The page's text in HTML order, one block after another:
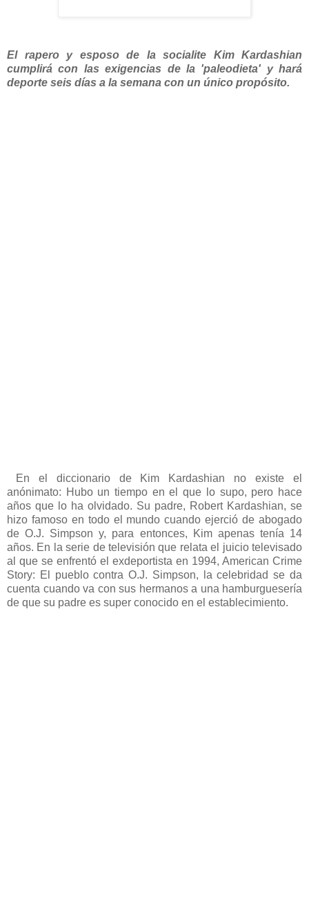
El rapero y esposo de la socialite Kim Kardashian
cumplirá con las exigencias de la 'paleodieta' y hará
deporte seis días a la semana con un único propósito.
En el diccionario de Kim Kardashian no existe el
anónimato: Hubo un tiempo en el que lo supo, pero hace
años que lo ha olvidado. Su padre, Robert Kardashian, se
hizo famoso en todo el mundo cuando ejerció de abogado
de O.J. Simpson y, para entonces, Kim apenas tenía 14
años. En la serie de televisión que relata el juicio televisado
al que se enfrentó el exdeportista en 1994, American Crime
Story: El pueblo contra O.J. Simpson, la celebridad se da
cuenta cuando va con sus hermanos a una hamburguesería
de que su padre es super conocido en el establecimiento.